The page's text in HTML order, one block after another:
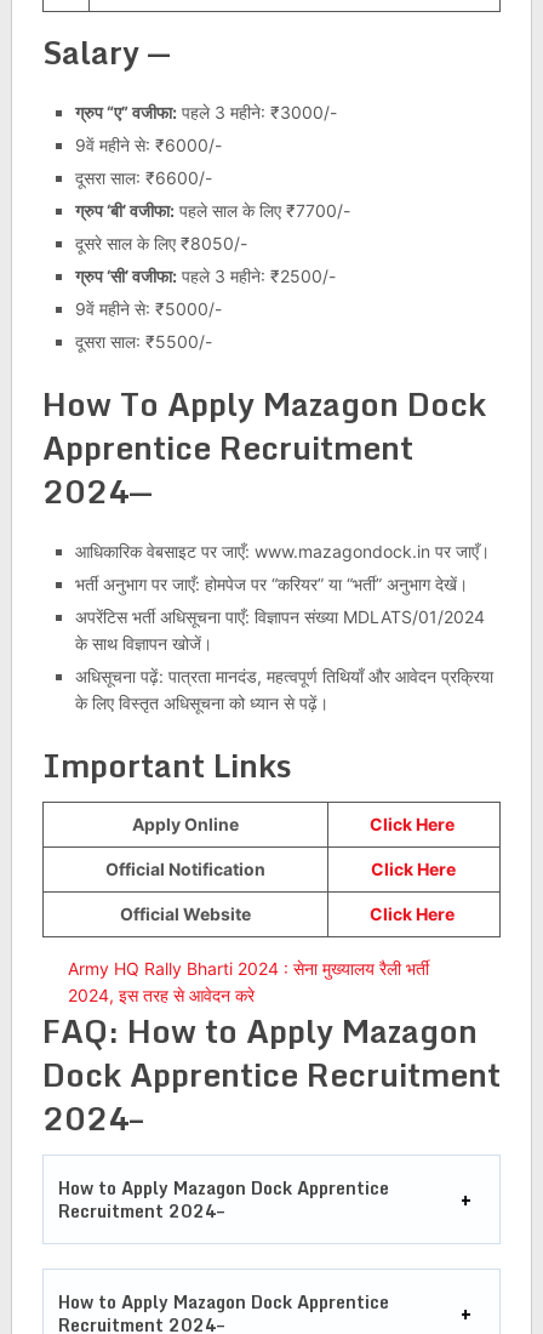
Salary—
ग्रुप “ए” वजीफा:पहले 3 महीने: ₹3000/-
9वें महीने से: ₹6000/-
दूसरा साल: ₹6600/-
ग्रुप ‘बी’ वजीफा:पहले साल के लिए ₹7700/-
दूसरे साल के लिए ₹8050/-
ग्रुप ‘सी’ वजीफा:पहले 3 महीने: ₹2500/-
9वें महीने से: ₹5000/-
दूसरा साल: ₹5500/-
How To Apply Mazagon Dock
Apprentice Recruitment
2024—
आधिकारिक वेबसाइट पर जाएँ: www.mazagondock.in पर जाएँ।
भर्ती अनुभाग पर जाएँ: होमपेज पर “करियर” या “भर्ती” अनुभाग देखें।
अपरेंटिस भर्ती अधिसूचना पाएँ: विज्ञापन संख्या MDLATS/01/2024
के साथ विज्ञापन खोजें।
अधिसूचना पढ़ें: पात्रता मानदंड, महत्वपूर्ण तिथियाँ और आवेदन प्रक्रिया
के लिए विस्तृत अधिसूचना को ध्यान से पढ़ें।
Important Links
Apply Online Click Here
Official Notification Click Here
Official Website Click Here
Army HQ Rally Bharti 2024 : सेना मुख्यालय रैली भर्ती
2024, इस तरह से आवेदन करे
FAQ: How to Apply Mazagon
Dock Apprentice Recruitment
2024–
How to Apply Mazagon Dock Apprentice
Recruitment 2024–
How to Apply Mazagon Dock Apprentice
Recruitment 2024–